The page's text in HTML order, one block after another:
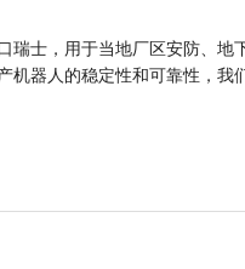
士，用于当地厂区安防、地
器人的稳定性和可靠性，我